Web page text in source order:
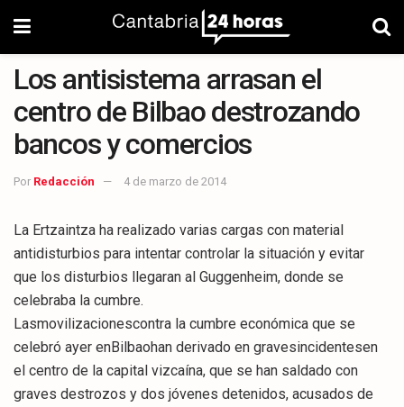
Los antisistema arrasan el
centro de Bilbao destrozando
bancos y comercios
Por Redacción 4 de marzo de 2014
La Ertzaintza ha realizado varias cargas con material
antidisturbios para intentar controlar la situación y evitar
que los disturbios llegaran al Guggenheim, donde se
celebraba la cumbre.
Lasmovilizacionescontra la cumbre económica que se
celebró ayer enBilbaohan derivado en gravesincidentesen
el centro de la capital vizcaína, que se han saldado con
graves destrozos y dos jóvenes detenidos, acusados de